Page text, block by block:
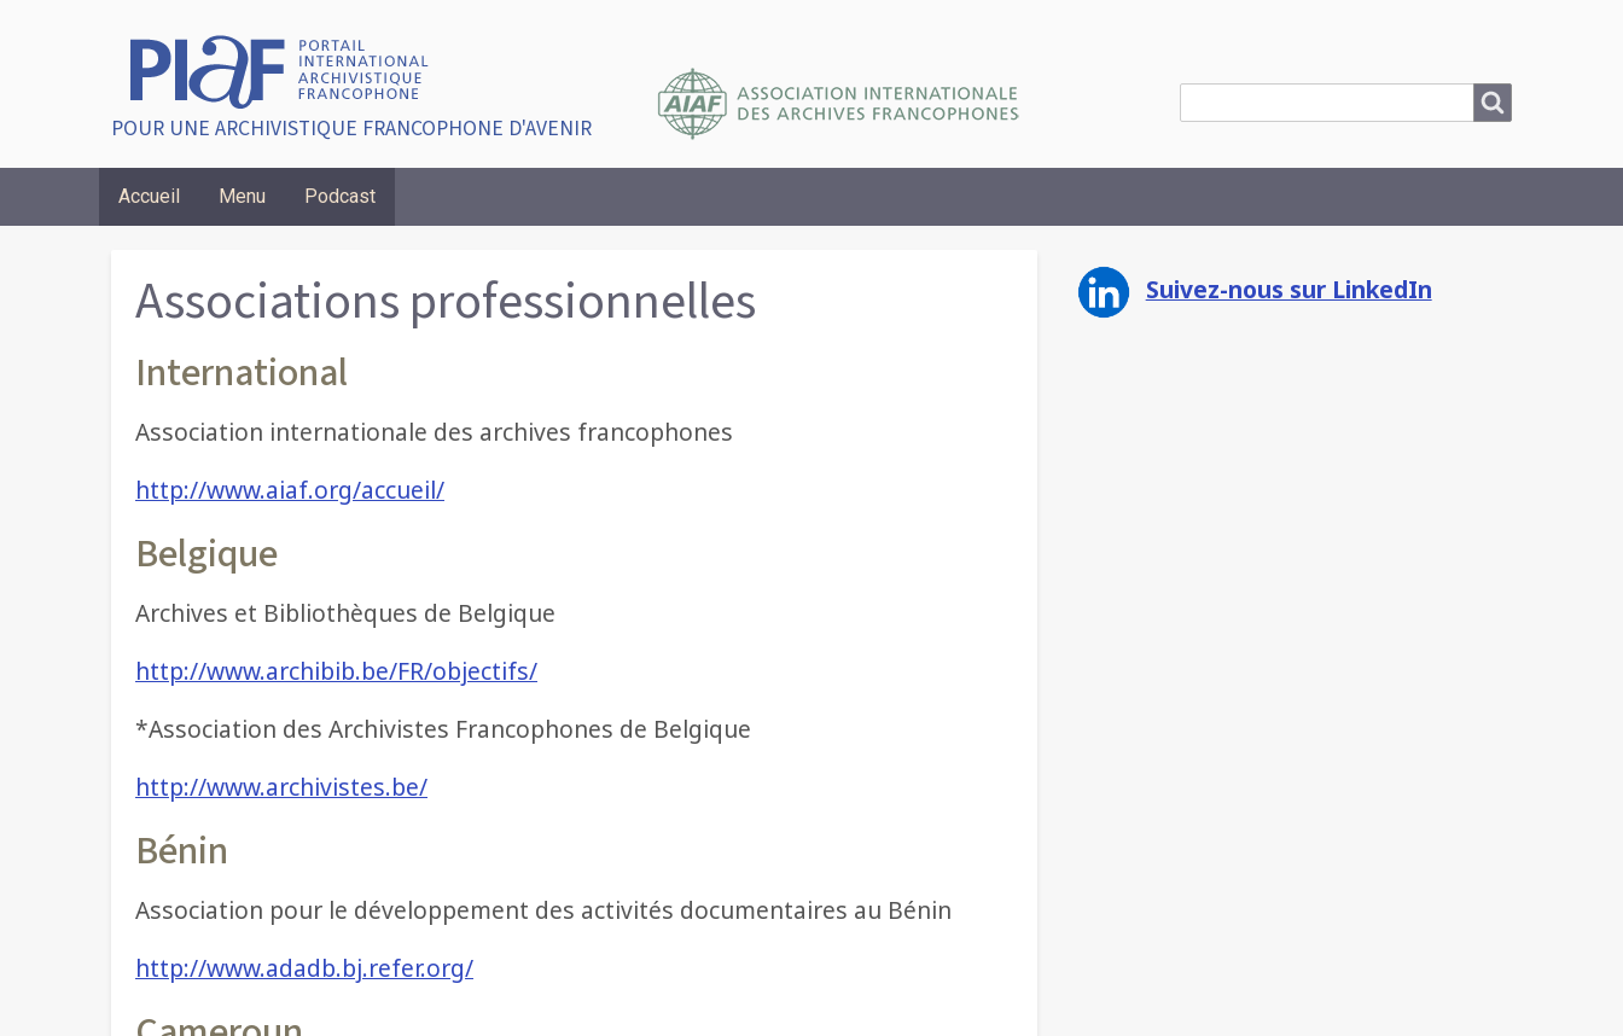
POUR UNE ARCHIVISTIQUE FRANCOPHONE D'AVENIR Search
Accueil Menu Podcast
Associations professionnelles
International
Association internationale des archives francophones
http://www.aiaf.org/accueil/
Belgique
Archives et Bibliothèques de Belgique
http://www.archibib.be/FR/objectifs/
*Association des Archivistes Francophones de Belgique
http://www.archivistes.be/
Bénin
Association pour le développement des activités documentaires au Bénin
http://www.adadb.bj.refer.org/
Suivez-nous sur LinkedIn